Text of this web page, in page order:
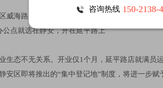
威海路上一处小弄堂又开出了一家办公点，这
公点就选在静安，开在延平路上
生态不无关系。开业仅1个月，延平路店就满员
安区即将推出的“集中登记地”制度，将进一步赋
咨询热线 150-2138-